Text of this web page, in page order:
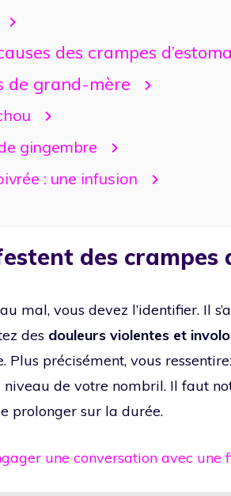
des crampes
de grand-mère
gingembre
: une infusion
des crampes
mal, vous devez l’identifier. Il
des douleurs violentes et
Plus précisément, vous
de votre nombril. Il faut
prolonger sur la durée.
une conversation avec une